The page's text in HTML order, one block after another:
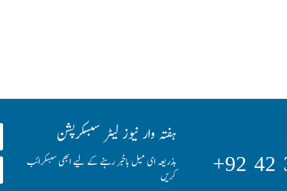
ہفتہ وار نیوز لیٹر سبسکرپشن
بذریعہ ای میل باخبر رہنے کے لیے ابھی سبسکرائب
کریں